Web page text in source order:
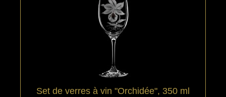
Set de verres à vin "Orchidée", 350 ml